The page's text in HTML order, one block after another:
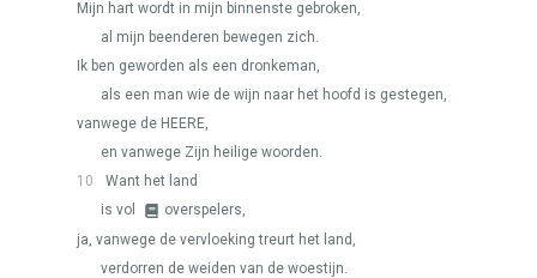
Mijn hart wordt in mijn binnenste gebroken,
al mijn beenderen bewegen zich.
Ik ben geworden als een dronkeman,
als een man wie de wijn naar het hoofd is gestegen,
vanwege de HEERE,
en vanwege Zijn heilige woorden.
10
Want het land
is vol
overspelers,
ja, vanwege de vervloeking treurt het land,
verdorren de weiden van de woestijn.